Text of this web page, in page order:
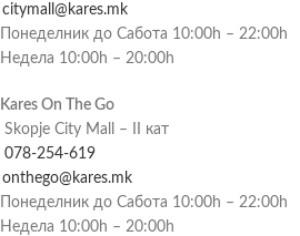
citymall@kares.mk
Понеделник до Сабота 10:00h – 22:00h
Недела 10:00h – 20:00h
Kares On The Go
Skopje City Mall – II кат
078-254-619
onthego@kares.mk
Понеделник до Сабота 10:00h – 22:00h
Недела 10:00h – 20:00h